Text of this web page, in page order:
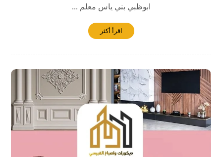
ابوظبي بني ياس معلم ...
اقرأ أكثر